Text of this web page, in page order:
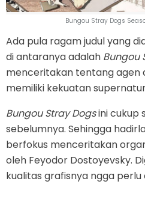
Bungou Stray Dogs
Ada pula ragam judul yang
di antaranya adalah Bungou
menceritakan tentang agen
memiliki kekuatan
Bungou Stray Dogsini cukup
sebelumnya. Sehingga
berfokus menceritakan
oleh Feyodor Dostoyevsky.
kualitas grafisnya ngga perlu